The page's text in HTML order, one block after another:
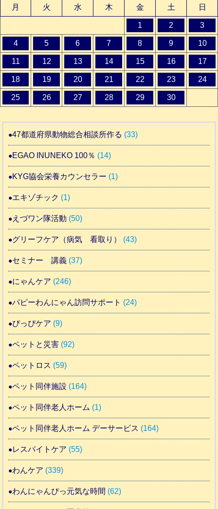
月
火 水 木 金 土 日
1 2 3
4 5 6 7 8 9 10
11 12 13 14 15 16 17
18 19 20 21 22 23 24
25 26 27 28 29 30
47都道府県動物総合相談所作る (33)
EGAO INUNEKO 100％ (14)
KYG協会栄養カウンセラー (1)
エキゾチック (1)
えづワン隊活動 (50)
グリーフケア（病気 看取り） (43)
セミナー 講義 (37)
にゃんケア (246)
パピーわんにゃん訪問サポート (24)
ぴっぴケア (9)
ペットと災害 (92)
ペットロス (59)
ペット同伴施設 (164)
ペット同伴老人ホーム (1)
ペット同伴老人ホーム デーサービス (164)
レスパイトケア (55)
わんケア (339)
わんにゃんぴっ元気な時間 (62)